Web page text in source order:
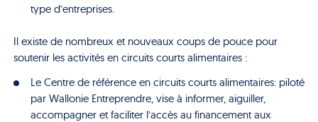
type d’entreprises.
Il existe de nombreux et nouveaux coups de pouce pour
soutenir les activités en circuits courts alimentaires :
Le Centre de référence en circuits courts alimentaires: piloté
par Wallonie Entreprendre, vise à informer, aiguiller,
accompagner et faciliter l’accès au financement aux